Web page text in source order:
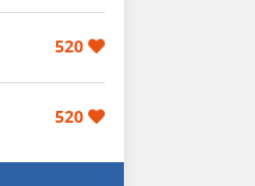
520
520